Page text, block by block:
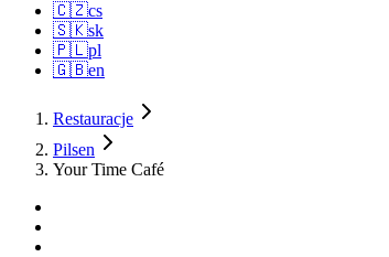
🇨🇿cs
🇸🇰sk
🇵🇱pl
🇬🇧en
Restauracje
Pilsen
Your Time Café